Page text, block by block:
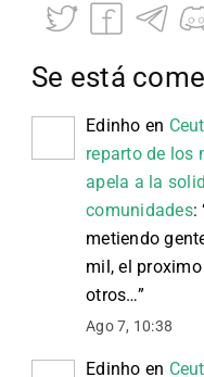
Se está
Edinho en
reparto de los
apela a la
comunidades:
metiendo
mil, el
otros…”
Ago 7, 10:38
Edinho en